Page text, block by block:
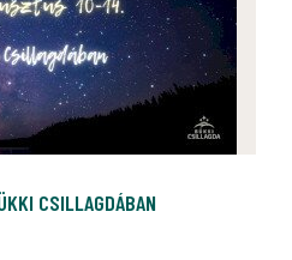
CSILLAGDÁBAN